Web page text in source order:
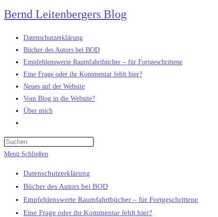
Zum
Inhalt
springen
Bernd Leitenbergers Blog
Datenschutzerklärung
Bücher des Autors bei BOD
Empfehlenswerte Raumfahrtbücher – für Fortgeschrittene
Eine Frage oder ihr Kommentar fehlt hier?
Neues auf der Website
Vom Blog in die Website?
Über mich
umschalten
Menü Schließen
Datenschutzerklärung
Bücher des Autors bei BOD
Empfehlenswerte Raumfahrtbücher – für Fortgeschrittene
Eine Frage oder ihr Kommentar fehlt hier?